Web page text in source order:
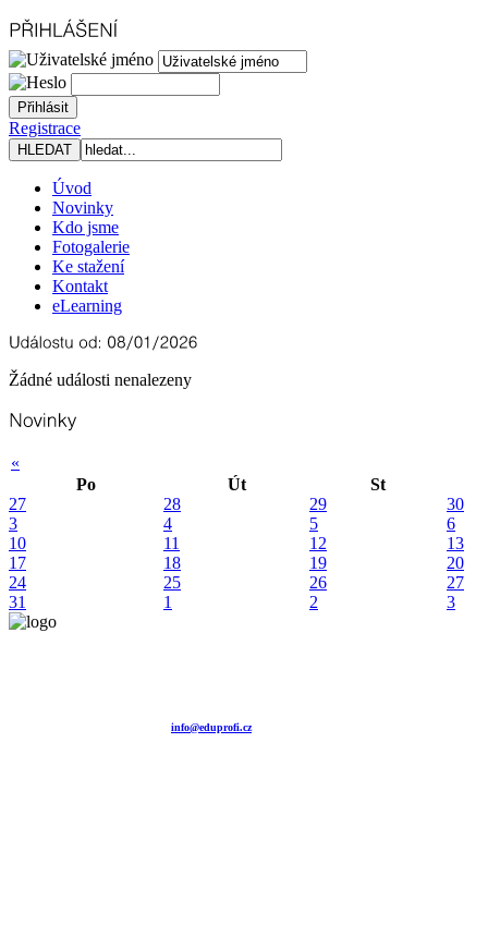
Registrace
Úvod
Novinky
Kdo jsme
Fotogalerie
Ke stažení
Kontakt
eLearning
Žádné události nenalezeny
«
Po
Út
St
27
28 29
30
3
4 5
6
10
11 12
13
17
18 19
20
24
25 26
27
31
1 2 3
info@eduprofi.cz